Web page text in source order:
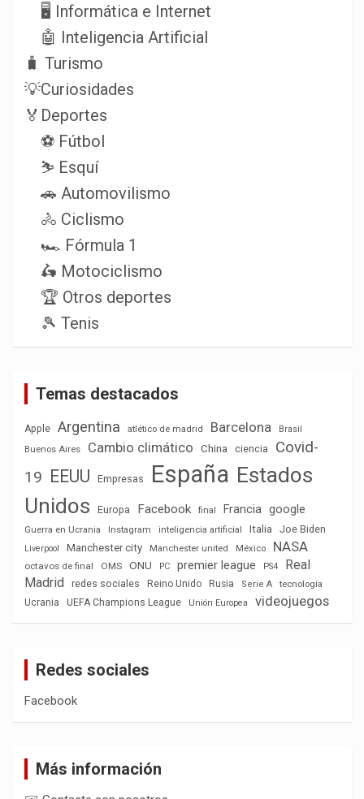
🖥️ Informática e Internet
🤖 Inteligencia Artificial
🧳 Turismo
💡Curiosidades
🏅Deportes
⚽ Fútbol
⛷️ Esquí
🚗 Automovilismo
🚴 Ciclismo
🏎️ Fórmula 1
🛵 Motociclismo
🏆 Otros deportes
🎾 Tenis
Temas destacados
Apple Argentina atlético de madrid Barcelona
Brasil
Buenos Aires
Cambio climático China ciencia
Covid-
19
EEUU Empresas España Estados
Unidos
Europa Facebook final Francia google
Guerra en Ucrania Instagram inteligencia artificial Italia Joe Biden
Liverpool Manchester city Manchester united México NASA
octavos de final OMS ONU PC premier league PS4
Real
Madrid
redes sociales Reino Unido Rusia Serie A
tecnología
Ucrania
UEFA Champions League Unión Europea videojuegos
Redes sociales
Facebook
Más información